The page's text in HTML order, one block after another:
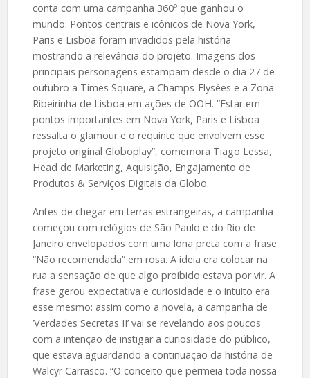
conta com uma campanha 360º que ganhou o
mundo. Pontos centrais e icônicos de Nova York,
Paris e Lisboa foram invadidos pela história
mostrando a relevância do projeto. Imagens dos
principais personagens estampam desde o dia 27 de
outubro a Times Square, a Champs-Elysées e a Zona
Ribeirinha de Lisboa em ações de OOH. “Estar em
pontos importantes em Nova York, Paris e Lisboa
ressalta o glamour e o requinte que envolvem esse
projeto original Globoplay”, comemora Tiago Lessa,
Head de Marketing, Aquisição, Engajamento de
Produtos & Serviços Digitais da Globo.
Antes de chegar em terras estrangeiras, a campanha
começou com relógios de São Paulo e do Rio de
Janeiro envelopados com uma lona preta com a frase
“Não recomendada” em rosa. A ideia era colocar na
rua a sensação de que algo proibido estava por vir. A
frase gerou expectativa e curiosidade e o intuito era
esse mesmo: assim como a novela, a campanha de
‘Verdades Secretas II’ vai se revelando aos poucos
com a intenção de instigar a curiosidade do público,
que estava aguardando a continuação da história de
Walcyr Carrasco. “O conceito que permeia toda nossa